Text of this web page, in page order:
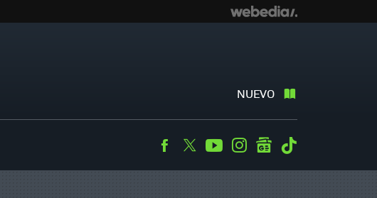
NUEVO
Facebook
TwitterYoutubeInstagramgooglenews